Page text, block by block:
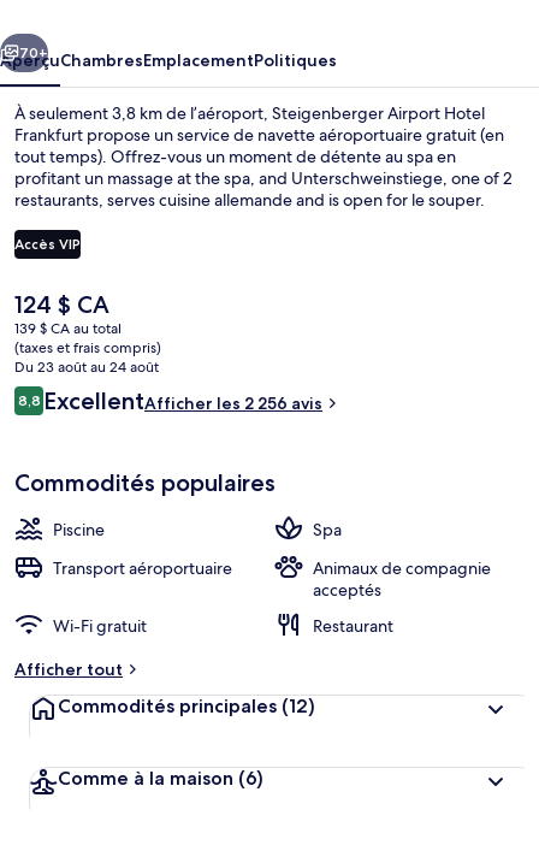
Frankfurt
Suivant
70+
AperçuChambresEmplacementPolitiques
À seulement 3,8 km de l’aéroport, Steigenberger Airport Hotel
Frankfurt propose un service de navette aéroportuaire gratuit (en
tout temps). Offrez-vous un moment de détente au spa en
profitant un massage at the spa, and Unterschweinstiege, one of 2
restaurants, serves cuisine allemande and is open for le souper.
une piscine intérieure, un bar-salon et un centre d’entraînement
physique ouvert en tout temps. Les autres voyageurs adorent le
Accès VIP
Le
prix
actuel
est
de 124 $ CA
124 $ CA
139 $ CA au total
(taxes et frais compris)
Du 23 août au 24 août
Avis
8,88,8 sur 10 –
ExcellentAfficher les 2 256 avis
Commodités populaires
Piscine
Spa
Transport aéroportuaire
Animaux de compagnie
acceptés
Wi-Fi gratuit
Restaurant
Afficher tout
Commodités principales (12)
Comme à la maison (6)